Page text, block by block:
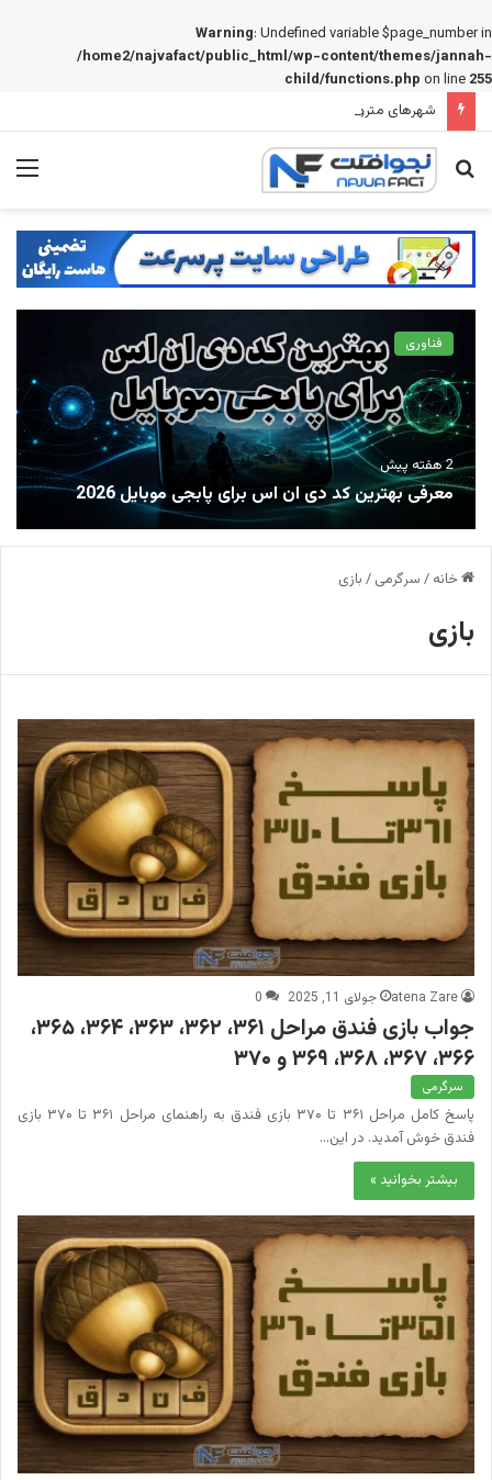
Warning: Undefined variable $page_number in
/home2/najvafact/public_html/wp-content/themes/jannah-
child/functions.php on line 255
جستجو
فناوری
2 هفته پیش
معرفی بهترین کد دی ان اس برای پابجی موبایل 2026
خانه / سرگرمی / بازی
بازی
atena Zare جولای 11, 2025 0
جواب بازی فندق مراحل ۳۶۱، ۳۶۲، ۳۶۳، ۳۶۴، ۳۶۵،
۳۶۶، ۳۶۷، ۳۶۸، ۳۶۹ و ۳۷۰
سرگرمی
پاسخ کامل مراحل ۳۶۱ تا ۳۷۰ بازی فندق به راهنمای مراحل ۳۶۱ تا ۳۷۰ بازی
فندق خوش آمدید. در این…
بیشتر بخوانید »